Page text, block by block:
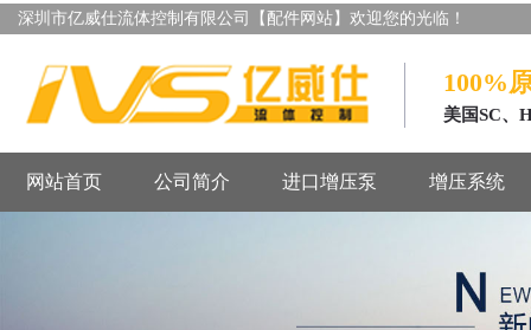
深圳市亿威仕流体控制有限公司【配件网站】欢迎您的光临！
100%
美国SC、
网站首页 公司简介 进口增压泵 增压系统